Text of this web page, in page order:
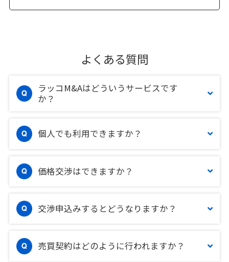
よくある質問
ラッコM&Aはどういうサービスです
か？
個人でも利用できますか？
価格交渉はできますか？
交渉申込みするとどうなりますか？
売買契約はどのように行われますか？